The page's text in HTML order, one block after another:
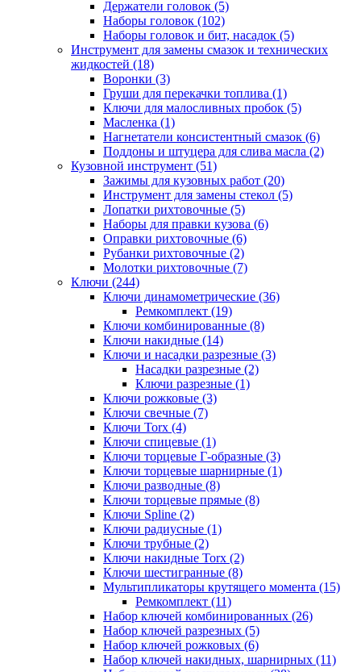
Держатели головок (5)
Наборы головок (102)
Наборы головок и бит, насадок (5)
Инструмент для замены смазок и технических
жидкостей (18)
Воронки (3)
Груши для перекачки топлива (1)
Ключи для малосливных пробок (5)
Масленка (1)
Нагнетатели консистентный смазок (6)
Поддоны и штуцера для слива масла (2)
Кузовной инструмент (51)
Зажимы для кузовных работ (20)
Инструмент для замены стекол (5)
Лопатки рихтовочные (5)
Наборы для правки кузова (6)
Оправки рихтовочные (6)
Рубанки рихтовочные (2)
Молотки рихтовочные (7)
Ключи (244)
Ключи динамометрические (36)
Ремкомплект (19)
Ключи комбинированные (8)
Ключи накидные (14)
Ключи и насадки разрезные (3)
Насадки разрезные (2)
Ключи разрезные (1)
Ключи рожковые (3)
Ключи свечные (7)
Ключи Torx (4)
Ключи спицевые (1)
Ключи торцевые Г-образные (3)
Ключи торцевые шарнирные (1)
Ключи разводные (8)
Ключи торцевые прямые (8)
Ключи Spline (2)
Ключи радиусные (1)
Ключи трубные (2)
Ключи накидные Torx (2)
Ключи шестигранные (8)
Мультипликаторы крутящего момента (15)
Ремкомплект (11)
Набор ключей комбинированных (26)
Набор ключей разрезных (5)
Набор ключей рожковых (6)
Набор ключей накидных, шарнирных (11)